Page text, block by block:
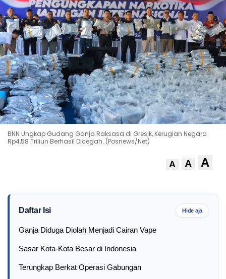
BNN Ungkap Gudang Ganja Raksasa di Gresik, Kerugian Negara
Rp4,58 Triliun Berhasil Dicegah. (Posnews/Net)
A A A
Daftar Isi Hide aja
Ganja Diduga Diolah Menjadi Cairan Vape
Sasar Kota-Kota Besar di Indonesia
Terungkap Berkat Operasi Gabungan